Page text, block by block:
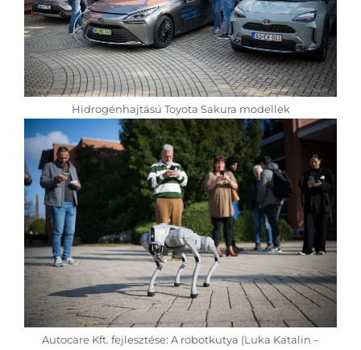
Hidrogénhajtású Toyota Sakura modellek
Autocare Kft. fejlesztése: A robotkutya (Luka Katalin –